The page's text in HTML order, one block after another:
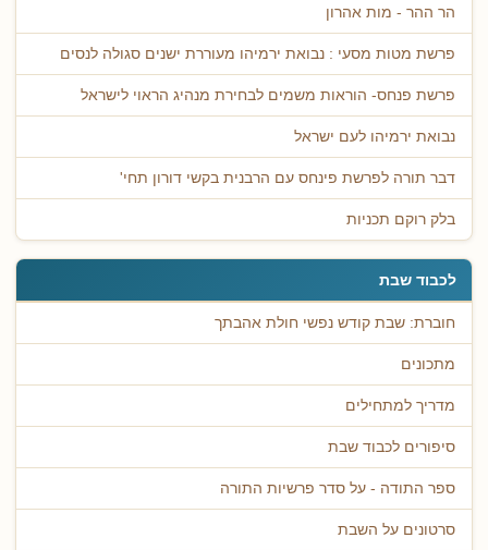
הר ההר - מות אהרון
פרשת מטות מסעי : נבואת ירמיהו מעוררת ישנים סגולה לנסים
פרשת פנחס- הוראות משמים לבחירת מנהיג הראוי לישראל
נבואת ירמיהו לעם ישראל
דבר תורה לפרשת פינחס עם הרבנית בקשי דורון תחי'
בלק רוקם תכניות
לכבוד שבת
חוברת: שבת קודש נפשי חולת אהבתך
מתכונים
מדריך למתחילים
סיפורים לכבוד שבת
ספר התודה - על סדר פרשיות התורה
סרטונים על השבת